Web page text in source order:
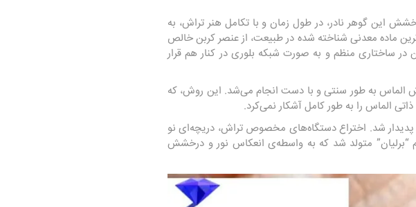
این گوهر نادر، در طول زمان و با تکامل هنر تراش، به
ماده معدنی شناخته شده در طبیعت، از عنصر کربن خالص
ساختاری منظم و به صورت شبکه بلوری در کنار هم قرار
الماس به طور سنتی و با دست انجام می‌شد. این روش، که
الماس را به طور کامل آشکار نمی‌کرد.
پدیدار شد. اختراع دستگاه‌های مخصوص تراش، دریچه‌ای نو
متولد شد که به واسطه‌ی انعکاس نور و درخشش